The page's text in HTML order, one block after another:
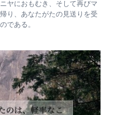
ヤにおもむき、そして再びマ
り、あなたがたの見送りを受
である。